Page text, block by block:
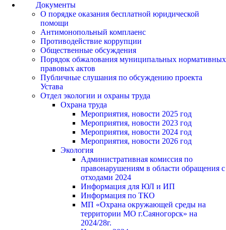
Документы
О порядке оказания бесплатной юридической
помощи
Антимонопольный комплаенс
Противодействие коррупции
Общественные обсуждения
Порядок обжалования муниципальных нормативных
правовых актов
Публичные слушания по обсуждению проекта
Устава
Отдел экологии и охраны труда
Охрана труда
Мероприятия, новости 2025 год
Мероприятия, новости 2023 год
Мероприятия, новости 2024 год
Мероприятия, новости 2026 год
Экология
Административная комиссия по
правонарушениям в области обращения с
отходами 2024
Информация для ЮЛ и ИП
Информация по ТКО
МП «Охрана окружающей среды на
территории МО г.Саяногорск» на
2024/28г.